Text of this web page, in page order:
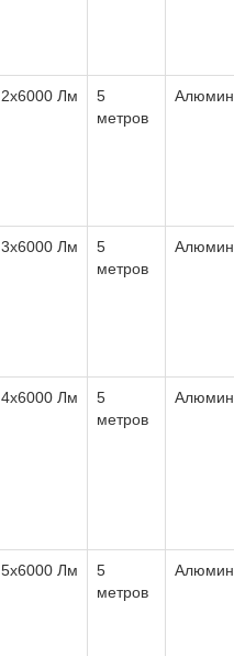
2x6000 Лм
5
метров
3x6000 Лм
5
метров
4x6000 Лм
5
метров
5x6000 Лм
5
метров